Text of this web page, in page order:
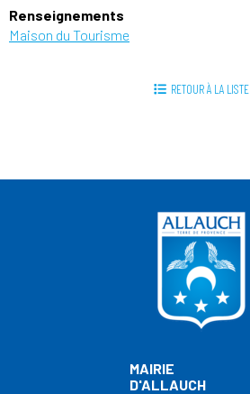
Renseignements
Maison du Tourisme
RETOUR À LA LISTE
MAIRIE
D'ALLAUCH